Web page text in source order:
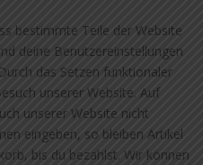
bestimmte Teile der Website
deine Benutzereinstellungen
das Setzen funktionaler
unserer Website. Auf
unserer Website nicht
eingeben, so bleiben Artikel
bis du bezahlst. Wir können